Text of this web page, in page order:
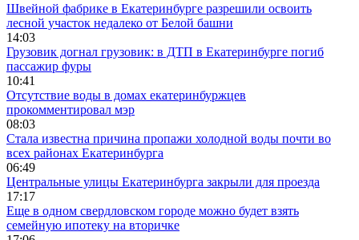
Швейной фабрике в Екатеринбурге разрешили освоить
лесной участок недалеко от Белой башни
14:03
Грузовик догнал грузовик: в ДТП в Екатеринбурге погиб
пассажир фуры
10:41
Отсутствие воды в домах екатеринбуржцев
прокомментировал мэр
08:03
Стала известна причина пропажи холодной воды почти во
всех районах Екатеринбурга
06:49
Центральные улицы Екатеринбурга закрыли для проезда
17:17
Еще в одном свердловском городе можно будет взять
семейную ипотеку на вторичке